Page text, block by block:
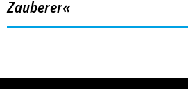
Zauberer«